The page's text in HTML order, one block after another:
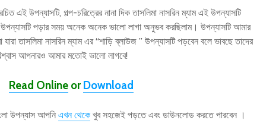
এই উপন্যাসটি, গল্প-চরিত্রের নানা দিক তাসলিমা নাসরিন ম্যাম এই উপন্যাসটি
উপন্যাসটি পড়ার সময় অনেক অনেক ভালো লাগা অনুভব করছিলাম। উপন্যাসটি আমার
তাসলিমা নাসরিন ম্যাম এর “শাড়ি ব্লাউজ ” উপন্যাসটি পড়বেন বলে ভাবছে তাদের
আপনারও আমার মতোই ভালো লাগবে!
Read Online or Download
উপন্যাস আপনি এখন থেকে খুব সহজেই পড়তে এবং ডাউনলোড করতে পারবেন ।